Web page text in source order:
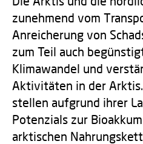
zunehmend vom
Anreicherung von
zum Teil auch
Klimawandel und
Aktivitäten in der
stellen aufgrund ihrer
Potenzials zur
arktischen